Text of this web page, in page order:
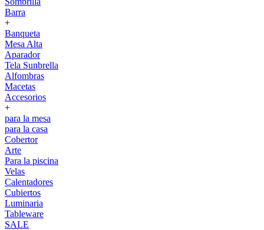
Barra
+
Banqueta
Mesa Alta
Aparador
Tela Sunbrella
Alfombras
Macetas
Accesorios
+
para la mesa
para la casa
Cobertor
Arte
Para la piscina
Velas
Calentadores
Cubiertos
Luminaria
Tableware
SALE